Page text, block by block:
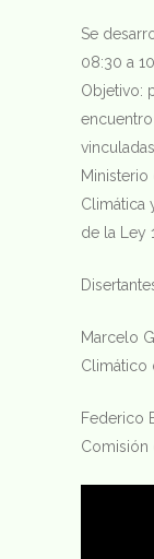
Se
08:30 a
Objetivo:
Climática
de la Ley
Marcelo
Climático
Federico
Comisión